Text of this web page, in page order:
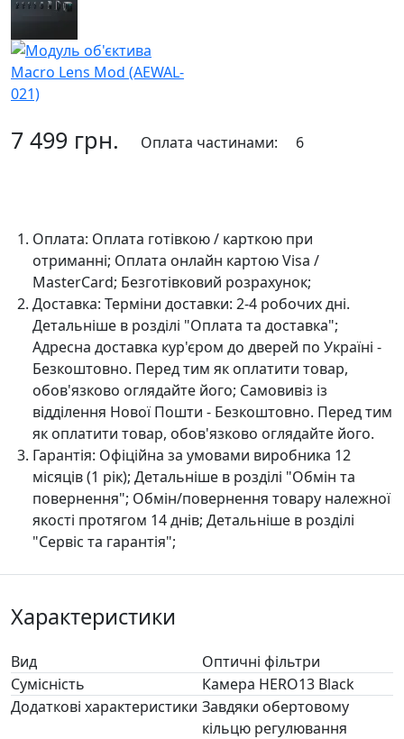
7 499 грн. Оплата частинами: 6
Оплата: Оплата готівкою / карткою при
отриманні; Оплата онлайн картою Visa /
MasterCard; Безготівковий розрахунок;
Доставка: Терміни доставки: 2-4 робочих дні.
Детальніше в розділі "Оплата та доставка";
Адресна доставка кур'єром до дверей по Україні -
Безкоштовно. Перед тим як оплатити товар,
обов'язково оглядайте його; Самовивіз із
відділення Нової Пошти - Безкоштовно. Перед тим
як оплатити товар, обов'язково оглядайте його.
Гарантія: Офіційна за умовами виробника 12
місяців (1 рік); Детальніше в розділі "Oбмін та
повернення"; Обмін/повернення товару належної
якості протягом 14 днів; Детальніше в розділі
"Сервіс та гарантія";
Характеристики
Вид
Оптичні фільтри
Сумісність
Камера HERO13 Black
Додаткові характеристики Завдяки обертовому
кільцю регулювання